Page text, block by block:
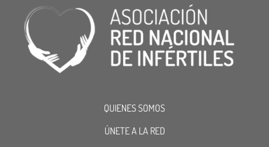
QUIENES SOMOS
ÚNETE A LA RED